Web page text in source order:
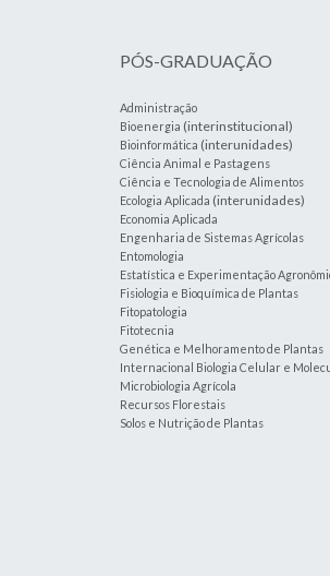
PÓS-GRADUAÇÃO
Administração
Bioenergia (interinstitucional)
Bioinformática (interunidades)
Ciência Animal e Pastagens
Ciência e Tecnologia de Alimentos
Ecologia Aplicada (interunidades)
Economia Aplicada
Engenharia de Sistemas Agrícolas
Entomologia
Estatística e Experimentação
Fisiologia e Bioquímica de Plantas
Fitopatologia
Fitotecnia
Genética e Melhoramento de Plantas
Internacional Biologia Celular e
Microbiologia Agrícola
Recursos Florestais
Solos e Nutrição de Plantas